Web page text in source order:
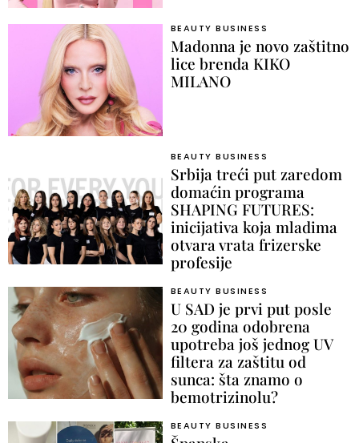
BEAUTY BUSINESS
Madonna je novo zaštitno
lice brenda KIKO
MILANO
BEAUTY BUSINESS
Srbija treći put zaredom
domaćin programa
SHAPING FUTURES:
inicijativa koja mladima
otvara vrata frizerske
profesije
BEAUTY BUSINESS
U SAD je prvi put posle
20 godina odobrena
upotreba još jednog UV
filtera za zaštitu od
sunca: šta znamo o
bemotrizinolu?
BEAUTY BUSINESS